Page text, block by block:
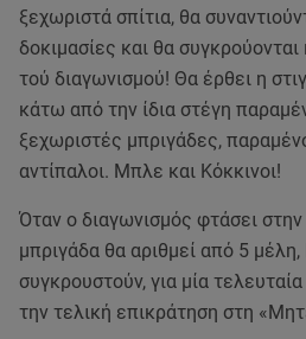
ξεχωριστά σπίτια, θα
δοκιμασίες και θα συγκρούονται
τού διαγωνισμού! Θα έρθει η
κάτω από την ίδια στέγη
ξεχωριστές μπριγάδες,
αντίπαλοι. Μπλε και Κόκκινοι!
Όταν ο διαγωνισμός φτάσει
μπριγάδα θα αριθμεί από 5
συγκρουστούν, για μία
την τελική επικράτηση στη